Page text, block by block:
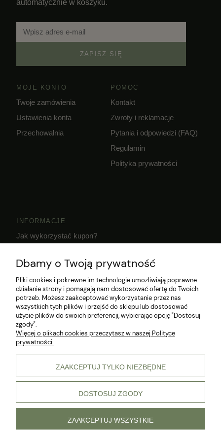
automatycznie w koszyku.
ZAPISZ SIĘ
MOJE KONTO
Twoje zamówienia
Ustawienia konta
Przechowalnia
POMOC
Kontakt
Zwroty i reklamacje
Pytania i odpowiedzi (FAQ)
Regulamin
Polityka prywatności
INFORMACJE
Jak wykorzystać kupon?
Klub Hodowcy VIP
© 2026 Wszelkie prawa zastrzeżone
pokaż pełną wersję strony
Sklep internetowy Shoper Premium
Dbamy o Twoją prywatność
Pliki cookies i pokrewne im technologie umożliwiają poprawne
działanie strony i pomagają nam dostosować ofertę do Twoich
potrzeb. Możesz zaakceptować wykorzystanie przez nas
wszystkich tych plików i przejść do sklepu lub dostosować
użycie plików do swoich preferencji, wybierając opcję "Dostosuj
zgody".
Więcej o plikach cookies przeczytasz w naszej Polityce
prywatności.
ZAAKCEPTUJ TYLKO NIEZBĘDNE
DOSTOSUJ ZGODY
ZAAKCEPTUJ WSZYSTKIE